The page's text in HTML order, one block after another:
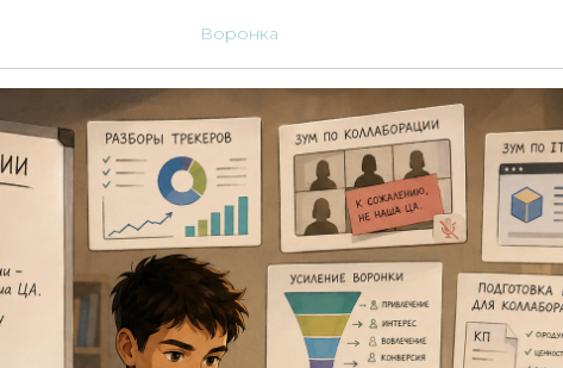
Воронка